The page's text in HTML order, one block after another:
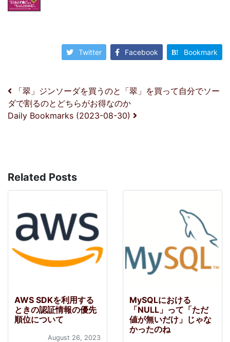
Twitter Facebook Bookmark
投稿ナビゲーション
「翠」ジンソーダを買うのと「翠」を買って自分でソー
ダで割るのとどちらがお得なのか
Daily Bookmarks (2023-08-30)
Related Posts
AWS SDKを利用する
ときの認証情報の優先
順位について
August 26, 2023
MySQLにおける
「NULL」って「ただ
値が無いだけ」じゃな
かったのね